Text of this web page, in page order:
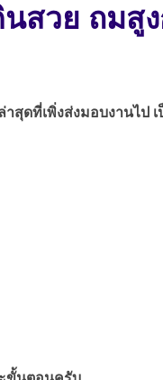
สวย ถมสู
ดที่เพิ่งส่งมอบงานไป